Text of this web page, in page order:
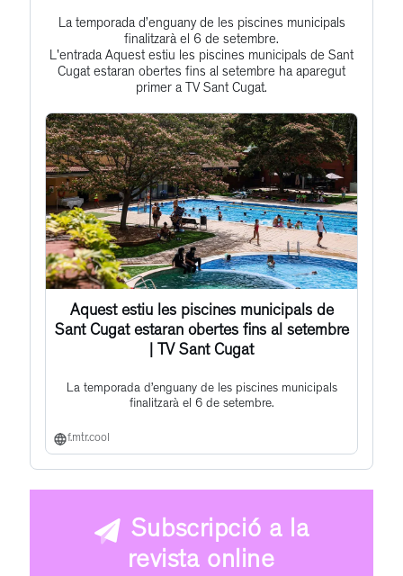
Profile
Get
to
this
La temporada d’enguany de les piscines municipals
finalitzarà el 6 de setembre.
L'entrada Aquest estiu les piscines municipals de Sant
Cugat estaran obertes fins al setembre ha aparegut
primer a TV Sant Cugat.
Aquest estiu les piscines municipals de
Sant Cugat estaran obertes fins al setembre
| TV Sant Cugat
La temporada d’enguany de les piscines municipals
finalitzarà el 6 de setembre.
f.mtr.cool
Subscripció a la
revista online